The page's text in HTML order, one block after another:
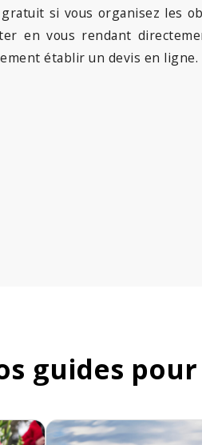
si vous organisez les
en vous rendant
établir un devis en ligne.
guides